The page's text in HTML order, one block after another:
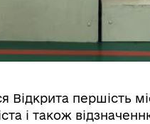
Відкрита першість
і також